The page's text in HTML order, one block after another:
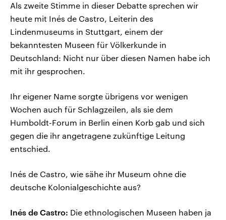
Als zweite Stimme in dieser Debatte sprechen wir
heute mit Inés de Castro, Leiterin des
Lindenmuseums in Stuttgart, einem der
bekanntesten Museen für Völkerkunde in
Deutschland: Nicht nur über diesen Namen habe ich
mit ihr gesprochen.
Ihr eigener Name sorgte übrigens vor wenigen
Wochen auch für Schlagzeilen, als sie dem
Humboldt-Forum in Berlin einen Korb gab und sich
gegen die ihr angetragene zukünftige Leitung
entschied.
Inés de Castro, wie sähe ihr Museum ohne die
deutsche Kolonialgeschichte aus?
Inés de Castro: Die ethnologischen Museen haben ja